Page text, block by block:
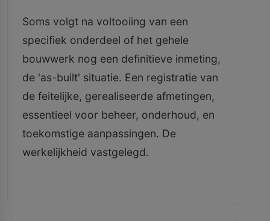
Soms volgt na voltooiing van een
specifiek onderdeel of het gehele
bouwwerk nog een definitieve inmeting,
de 'as-built' situatie. Een registratie van
de feitelijke, gerealiseerde afmetingen,
essentieel voor beheer, onderhoud, en
toekomstige aanpassingen. De
werkelijkheid vastgelegd.